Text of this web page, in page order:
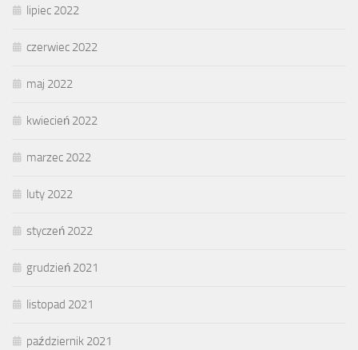
lipiec 2022
czerwiec 2022
maj 2022
kwiecień 2022
marzec 2022
luty 2022
styczeń 2022
grudzień 2021
listopad 2021
październik 2021